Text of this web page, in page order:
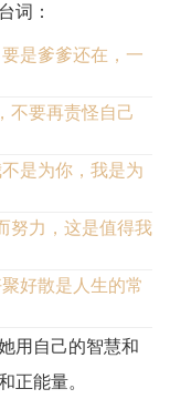
词：
是爹爹还在，一
不要再责怪自己
是为你，我是为
努力，这是值得我
好散是人生的常
用自己的智慧和
正能量。